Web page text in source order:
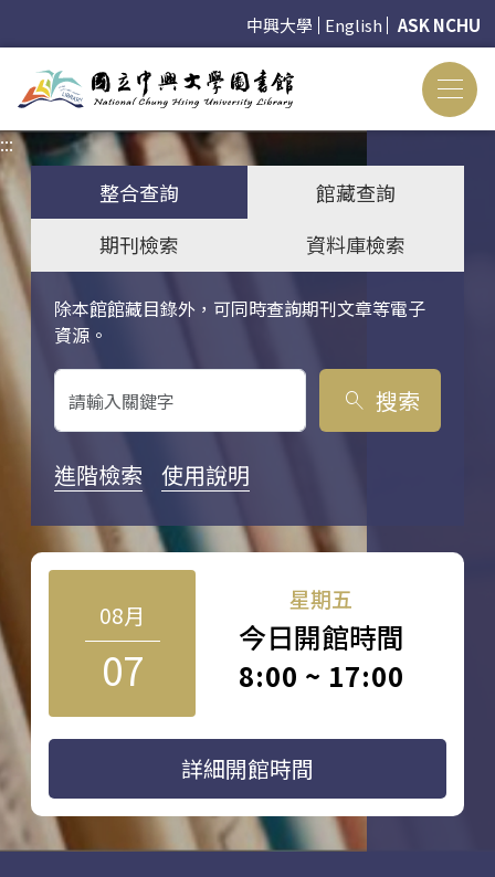
中興大學 English ASK NCHU
:::
整合查詢
館藏查詢
期刊檢索
資料庫檢索
除本館館藏目錄外，可同時查詢期刊文章等電子
資源。
關鍵字搜尋
search 搜索
進階檢索 使用說明
08月
07
星期五
今日開館時間
8:00 ~ 17:00
詳細開館時間